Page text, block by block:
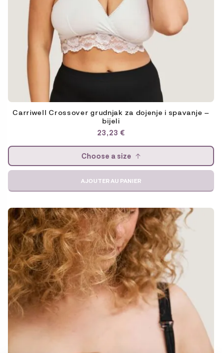
Carriwell Crossover grudnjak za dojenje i spavanje –
bijeli
23,23 €
Choose a size
AJOUTER AU PANIER